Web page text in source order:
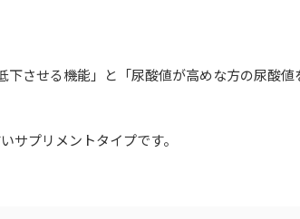
下させる機能」と「尿酸値が高めな方の尿酸
サプリメントタイプです。